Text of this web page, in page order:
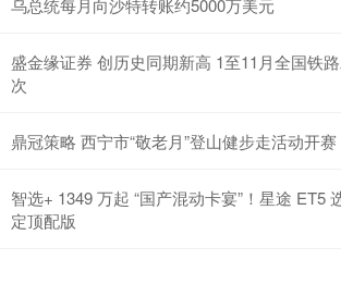
盛金缘证券 创历史同期新高 1至11月全国铁
次
鼎冠策略 西宁市“敬老月”登山健步走活动开赛
智选+ 1349 万起 “国产混动卡宴”！星途 ET5
定顶配版